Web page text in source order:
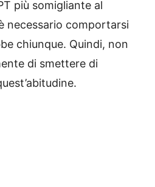
più somigliante al
necessario comportarsi
chiunque. Quindi, non
di smettere di